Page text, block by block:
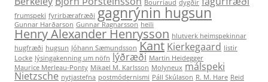
Bourriaud dygðir
frumspeki fyrirbærafræði gagnrýnin hugsun
Gunnar Harðarson Gunnar Ragnarsson heili
Henry Alexander Henrysson hlutverk heimspekinnar
hugfræði hugsun Jóhann Sæmundsson Kant Kierkegaard listir
Locke lýsingakenning um nöfn lýðræði Martin Heidegger
Maurice Merleau-Ponty Mikael M. Karlsson Molyneux málspeki
Nietzsche nytjastefna postmódernismi Páll Skúlason R. M. Hare Reid